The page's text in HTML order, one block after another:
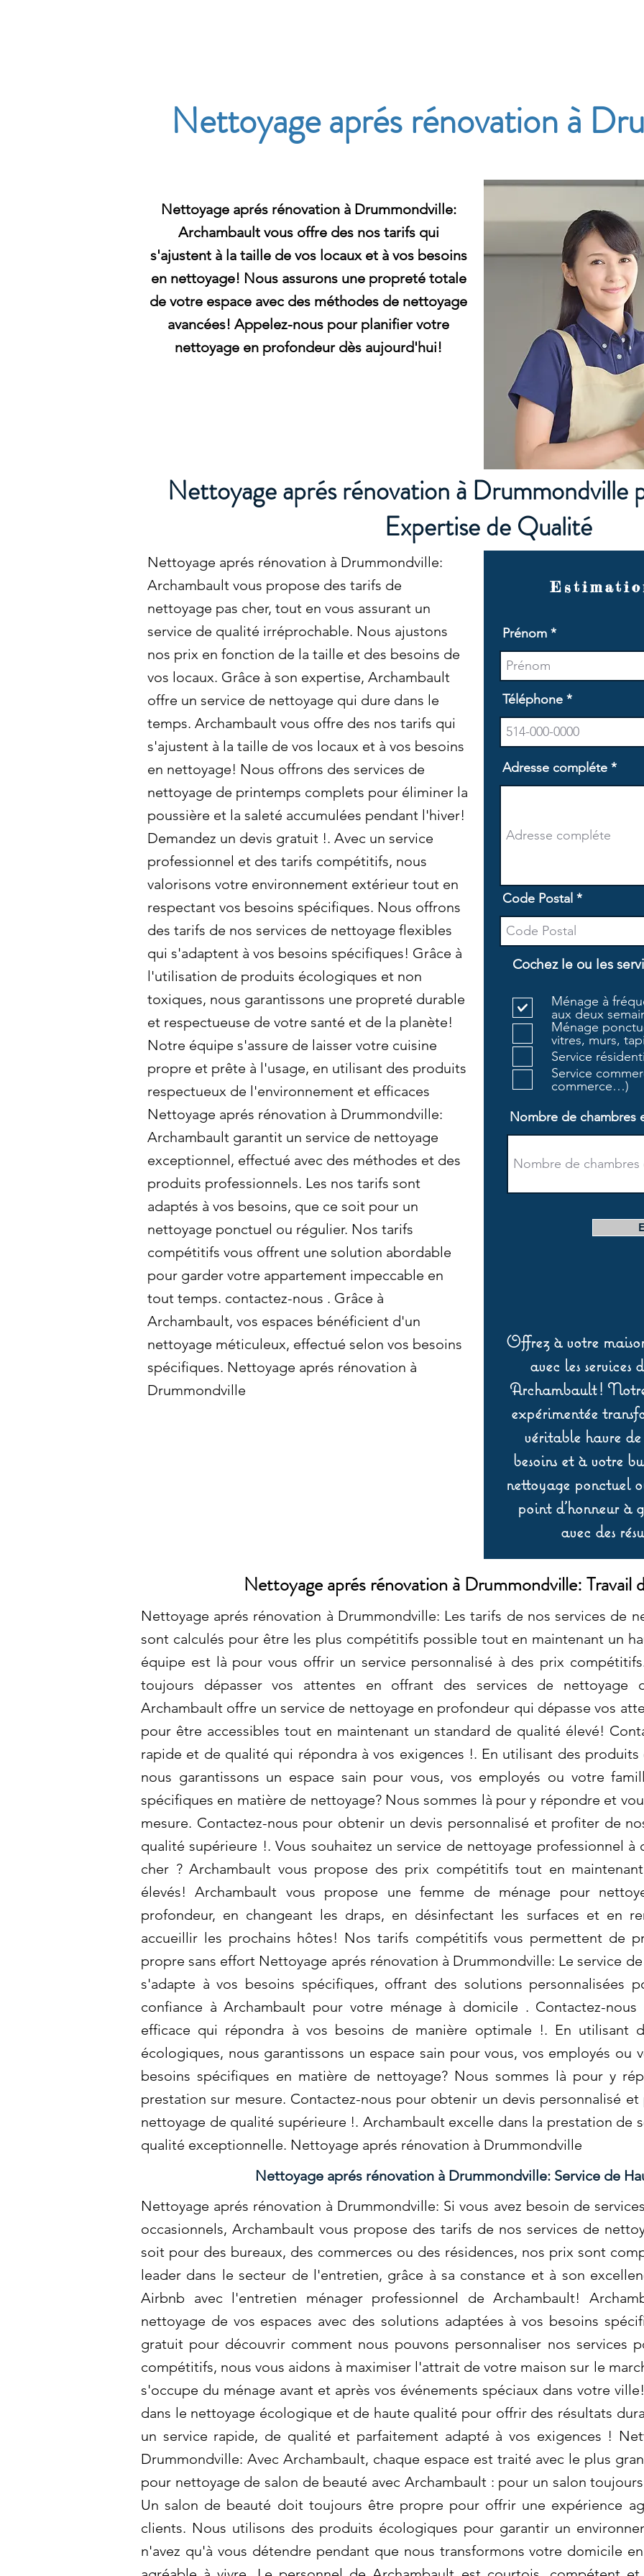
Nettoyage aprés rénovation à
Nettoyage aprés rénovation à Drummondville:
Archambault vous offre des nos tarifs qui
s'ajustent à la taille de vos locaux et à vos besoins
en nettoyage! Nous assurons une propreté totale
de votre espace avec des méthodes de nettoyage
avancées! Appelez-nous pour planifier votre
nettoyage en profondeur dès aujourd'hui!
Nettoyage aprés rénovation à Drummondville
Expertise de Qualité
Nettoyage aprés rénovation à Drummondville:
Archambault vous propose des tarifs de
nettoyage pas cher, tout en vous assurant un
service de qualité irréprochable. Nous ajustons
nos prix en fonction de la taille et des besoins de
vos locaux. Grâce à son expertise, Archambault
offre un service de nettoyage qui dure dans le
temps. Archambault vous offre des nos tarifs qui
s'ajustent à la taille de vos locaux et à vos besoins
en nettoyage! Nous offrons des services de
nettoyage de printemps complets pour éliminer la
poussière et la saleté accumulées pendant l'hiver!
Demandez un devis gratuit !. Avec un service
professionnel et des tarifs compétitifs, nous
valorisons votre environnement extérieur tout en
respectant vos besoins spécifiques. Nous offrons
des tarifs de nos services de nettoyage flexibles
qui s'adaptent à vos besoins spécifiques! Grâce à
l'utilisation de produits écologiques et non
toxiques, nous garantissons une propreté durable
et respectueuse de votre santé et de la planète!
Notre équipe s'assure de laisser votre cuisine
propre et prête à l'usage, en utilisant des produits
respectueux de l'environnement et efficaces
Nettoyage aprés rénovation à Drummondville:
Archambault garantit un service de nettoyage
exceptionnel, effectué avec des méthodes et des
produits professionnels. Les nos tarifs sont
adaptés à vos besoins, que ce soit pour un
nettoyage ponctuel ou régulier. Nos tarifs
compétitifs vous offrent une solution abordable
pour garder votre appartement impeccable en
tout temps. contactez-nous . Grâce à
Archambault, vos espaces bénéficient d'un
nettoyage méticuleux, effectué selon vos besoins
spécifiques. Nettoyage aprés rénovation à
Drummondville
Prénom
Téléphone
Adresse compléte
Code Postal
Cochez le ou les
Ménage à
aux deux
Ménage
vitres, murs,
Service
Service
commerce…)
Nombre de chambres
Offrez à votre
avec les services
Archambault !
expérimentée
véritable havre
besoins et à votre
nettoyage ponctuel
point d’honneur à
avec des
Nettoyage aprés rénovation à Drummondville: Travail
Nettoyage aprés rénovation à Drummondville: Les tarifs de nos services de
sont calculés pour être les plus compétitifs possible tout en maintenant un
équipe est là pour vous offrir un service personnalisé à des prix
toujours dépasser vos attentes en offrant des services de nettoyage
Archambault offre un service de nettoyage en profondeur qui dépasse vos
pour être accessibles tout en maintenant un standard de qualité élevé!
rapide et de qualité qui répondra à vos exigences !. En utilisant des
nous garantissons un espace sain pour vous, vos employés ou votre
spécifiques en matière de nettoyage? Nous sommes là pour y répondre et
mesure. Contactez-nous pour obtenir un devis personnalisé et profiter de
qualité supérieure !. Vous souhaitez un service de nettoyage professionnel à
cher ? Archambault vous propose des prix compétitifs tout en
élevés! Archambault vous propose une femme de ménage pour
profondeur, en changeant les draps, en désinfectant les surfaces et en
accueillir les prochains hôtes! Nos tarifs compétitifs vous permettent de
propre sans effort Nettoyage aprés rénovation à Drummondville: Le service
s'adapte à vos besoins spécifiques, offrant des solutions personnalisées
confiance à Archambault pour votre ménage à domicile . Contactez-
efficace qui répondra à vos besoins de manière optimale !. En utilisant
écologiques, nous garantissons un espace sain pour vous, vos employés ou
besoins spécifiques en matière de nettoyage? Nous sommes là pour y
prestation sur mesure. Contactez-nous pour obtenir un devis personnalisé
nettoyage de qualité supérieure !. Archambault excelle dans la prestation de
qualité exceptionnelle. Nettoyage aprés rénovation à Drummondville
Nettoyage aprés rénovation à Drummondville: Service de
Nettoyage aprés rénovation à Drummondville: Si vous avez besoin de
occasionnels, Archambault vous propose des tarifs de nos services de
soit pour des bureaux, des commerces ou des résidences, nos prix sont
leader dans le secteur de l'entretien, grâce à sa constance et à son
Airbnb avec l'entretien ménager professionnel de Archambault!
nettoyage de vos espaces avec des solutions adaptées à vos besoins
gratuit pour découvrir comment nous pouvons personnaliser nos services
compétitifs, nous vous aidons à maximiser l'attrait de votre maison sur le
s'occupe du ménage avant et après vos événements spéciaux dans votre
dans le nettoyage écologique et de haute qualité pour offrir des résultats
un service rapide, de qualité et parfaitement adapté à vos exigences !
Drummondville: Avec Archambault, chaque espace est traité avec le plus
pour nettoyage de salon de beauté avec Archambault : pour un salon
Un salon de beauté doit toujours être propre pour offrir une expérience
clients. Nous utilisons des produits écologiques pour garantir un
n'avez qu'à vous détendre pendant que nous transformons votre domicile